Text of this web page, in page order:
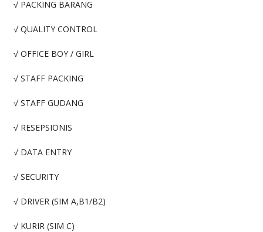
√ PACKING BARANG
√ QUALITY CONTROL
√ OFFICE BOY / GIRL
√ STAFF PACKING
√ STAFF GUDANG
√ RESEPSIONIS
√ DATA ENTRY
√ SECURITY
√ DRIVER (SIM A,B1/B2)
√ KURIR (SIM C)